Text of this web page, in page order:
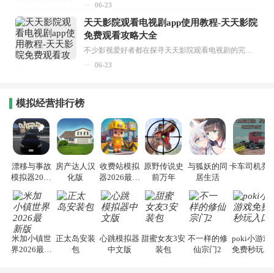
06-23
天天影院观看电视剧app使用教程-天天影院
免费观看攻略大全
不少影视爱好者都在探寻天天影院观看电视剧的完整方法，结合最新平台使用规则，本篇新手入门攻略全面讲解观看渠道、检索流程、播放设置以及画面模式调整等实用内容。全文适配手机、电脑等主流设备，步骤简洁易懂，无论是初次使用的新手，还是想要优化观影体验的用户，都能参照内容快速上手，熟练掌握平台各项操作技巧，轻松畅享影视内容。...
06-23
模拟经营排行榜
漂移与事故
模拟器2026
房产达人汉
化版
收费站模拟
器2026最新
原野传说史
前万年
与狐妖的同
居生活
卡车司机乔3
米加小镇世
界2026最新
正太岛安装
包
心跳模拟器
中文版
甜蜜女友3安
装包
不一样的修
仙宗门2
poki小游戏
免费秒玩入